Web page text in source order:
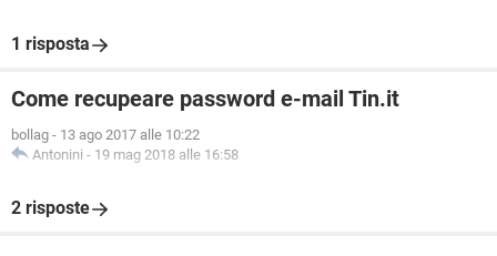
1 risposta
Come recupeare password e-mail Tin.it
bollag - 13 ago 2017 alle 10:22
Antonini - 19 mag 2018 alle 16:58
2 risposte